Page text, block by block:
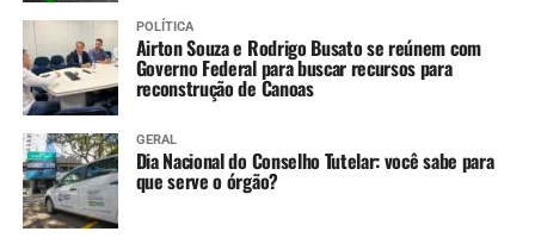
POLÍTICA
Airton Souza e Rodrigo Busato se reúnem com
Governo Federal para buscar recursos para
reconstrução de Canoas
GERAL
Dia Nacional do Conselho Tutelar: você sabe para
que serve o órgão?